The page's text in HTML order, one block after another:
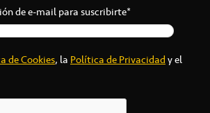
de e-mail para suscribirte*
de Cookies, laPolítica de Privacidady el